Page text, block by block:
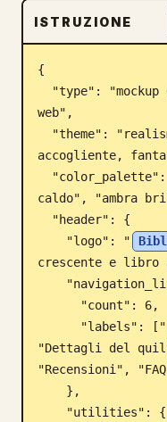
Scarica
Aggiornamenti
ISTRUZIONE
{
web",
accogliente,
caldo", "ambra
    "logo": "
crescente e libro
"Dettagli del
"Recensioni",